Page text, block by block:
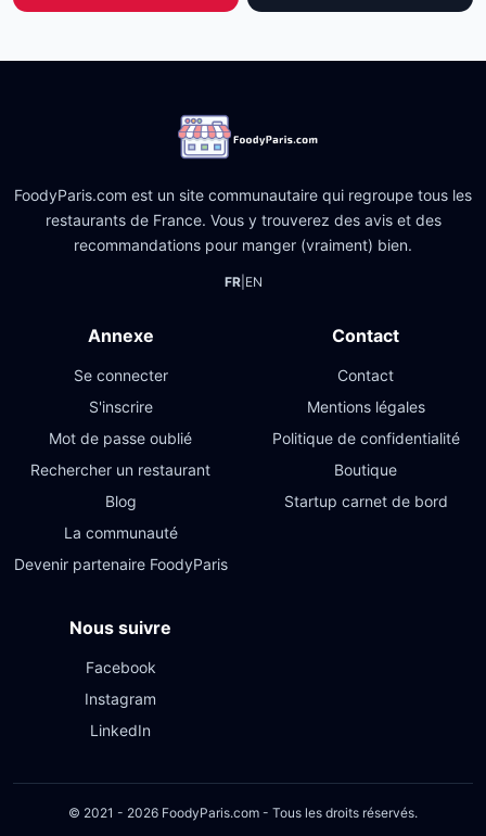
FoodyParis.com est un site communautaire qui regroupe tous les
restaurants de France. Vous y trouverez des avis et des
recommandations pour manger (vraiment) bien.
FR| EN
Annexe
Se connecter
S'inscrire
Mot de passe oublié
Rechercher un restaurant
Blog
La communauté
Devenir partenaire FoodyParis
Contact
Contact
Mentions légales
Politique de confidentialité
Boutique
Startup carnet de bord
Nous suivre
Facebook
Instagram
LinkedIn
© 2021 - 2026 FoodyParis.com - Tous les droits réservés.